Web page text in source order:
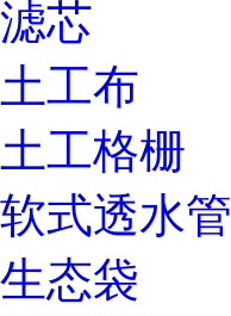
滤芯
土工布
土工格栅
软式透水管
生态袋